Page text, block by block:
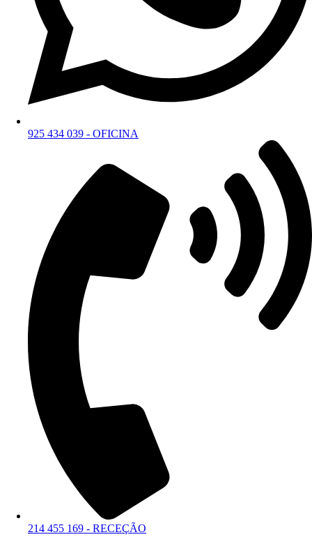
925 434 039 - OFICINA
214 455 169 - RECEÇÃO